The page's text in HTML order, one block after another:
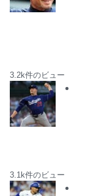
3.2k件のビュー
3.1k件のビュー